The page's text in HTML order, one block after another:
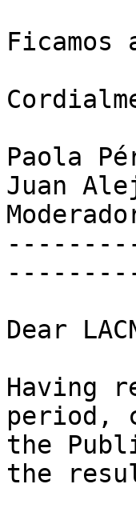
Paola
Juan
Dear
Having
period,
the
the